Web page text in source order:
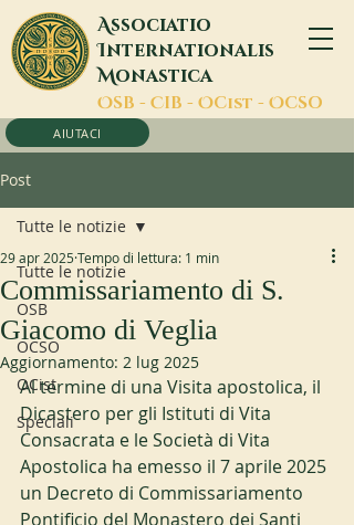
Associatio
Internationalis
Monastica
OSB - CIB - OCist - OCSO
AIUTACI
Post
Tutte le notizie
OSB
OCSO
OCist
Speciali
Tutte le notizie
Commissariamento di S.
Giacomo di Veglia
29 apr 2025Tempo di lettura: 1 min
Aggiornamento: 2 lug 2025
Al termine di una Visita apostolica, il
Dicastero per gli Istituti di Vita
Consacrata e le Società di Vita
Apostolica ha emesso il 7 aprile 2025
un Decreto di Commissariamento
Pontificio del Monastero dei Santi